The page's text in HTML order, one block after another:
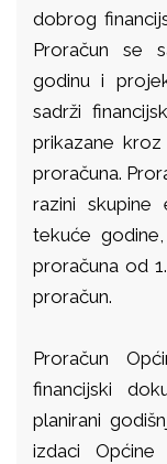
dobrog
Proračun se
godinu i
sadrži
prikazane
proračuna.
razini skupine
tekuće
proračuna od
proračun.
Proračun
financijski
planirani
izdaci